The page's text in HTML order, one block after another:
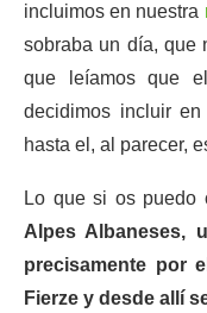
incluimos en nuestra
sobraba un día, que
que leíamos que
decidimos incluir
hasta el, al parecer,
Lo que si os puedo
Alpes Albaneses,
precisamente por
Fierze y desde allí